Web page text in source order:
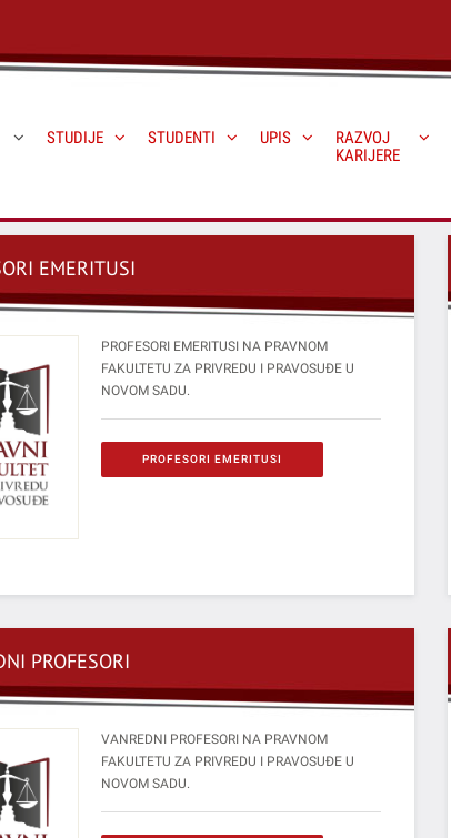
STUDIJE STUDENTI UPIS
RAZVOJ
KARIJERE
EMERITUSI
PROFESORI EMERITUSI NA PRAVNOM
FAKULTETU ZA PRIVREDU I PRAVOSUĐE U
NOVOM SADU.
PROFESORI EMERITUSI
PROFESORI
VANREDNI PROFESORI NA PRAVNOM
FAKULTETU ZA PRIVREDU I PRAVOSUĐE U
NOVOM SADU.